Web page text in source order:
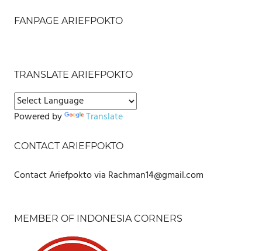
FANPAGE ARIEFPOKTO
TRANSLATE ARIEFPOKTO
Powered by Translate
CONTACT ARIEFPOKTO
Contact Ariefpokto via Rachman14@gmail.com
MEMBER OF INDONESIA CORNERS